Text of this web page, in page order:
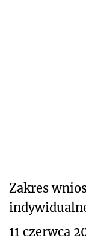
Zakres
11 czerwca